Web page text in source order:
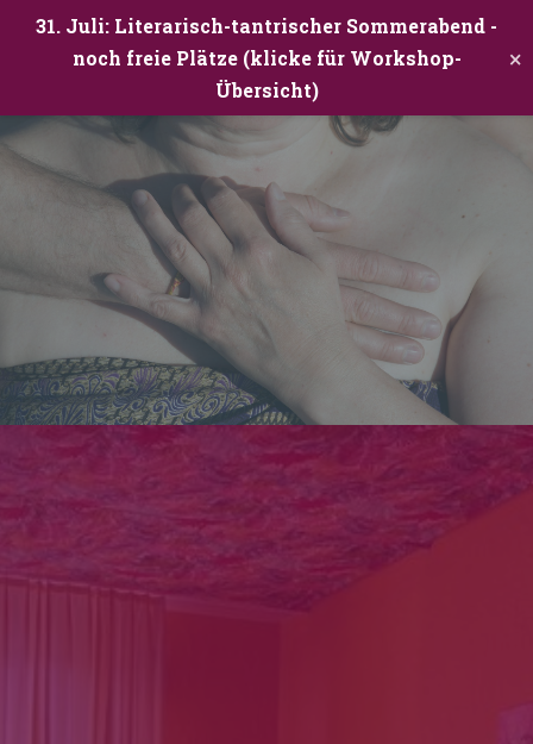
31. Juli: Literarisch-tantrischer Sommerabend -
noch freie Plätze (klicke für Workshop-
Übersicht)
×